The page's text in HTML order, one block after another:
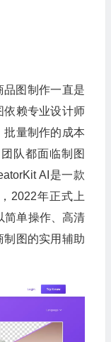
品图制作一直是
依赖专业设计师
批量制作的成本
队都面临制图
AI是一款
2022年正式上
简单操作、高清
制图的实用辅助